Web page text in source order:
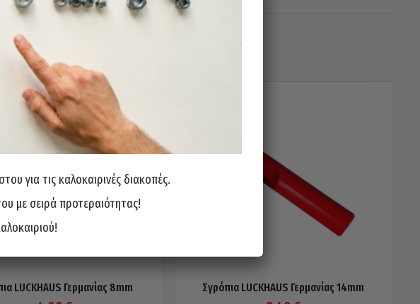
LUCKHAUS Γερμανίας 8mm Σγρόπια LUCKHAUS Γερμανίας 14mm
για τις καλοκαιρινές διακοπές.
με σειρά προτεραιότητας!